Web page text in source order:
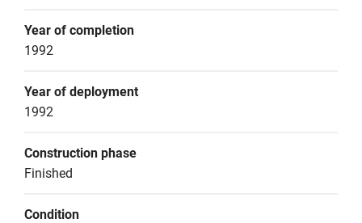
Year of completion
1992
Year of deployment
1992
Construction phase
Finished
Condition